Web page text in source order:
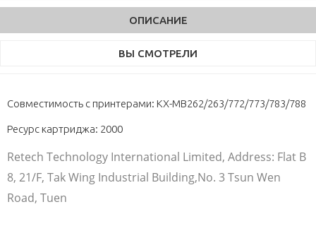
ОПИСАНИЕ
ВЫ СМОТРЕЛИ
Совместимость с принтерами: KX-MB262/263/772/773/783/788
Ресурс картриджа: 2000
Retech Technology International Limited, Address: Flat B
8, 21/F, Tak Wing Industrial Building,No. 3 Tsun Wen
Road, Tuen